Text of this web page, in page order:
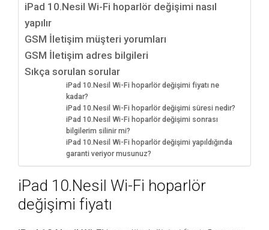
iPad 10.Nesil Wi-Fi hoparlör değişimi nasıl
yapılır
GSM İletişim müşteri yorumları
GSM İletişim adres bilgileri
Sıkça sorulan sorular
iPad 10.Nesil Wi-Fi hoparlör değişimi fiyatı ne
kadar?
iPad 10.Nesil Wi-Fi hoparlör değişimi süresi nedir?
iPad 10.Nesil Wi-Fi hoparlör değişimi sonrası
bilgilerim silinir mi?
iPad 10.Nesil Wi-Fi hoparlör değişimi yapıldığında
garanti veriyor musunuz?
iPad 10.Nesil Wi-Fi hoparlör
değişimi fiyatı